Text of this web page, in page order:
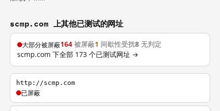
scmp.com 上其他已测试的网址
大部分被屏蔽164 被屏蔽1 间歇性受扰8 无判定
scmp.com 下全部 173 个已测试网址 →
http://scmp.com
已屏蔽